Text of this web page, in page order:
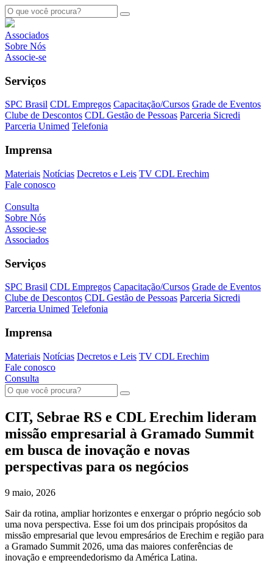
Associados
Sobre Nós
Associe-se
Serviços
SPC Brasil CDL Empregos Capacitação/Cursos Grade de Eventos
Clube de Descontos CDL Gestão de Pessoas Parceria Sicredi
Parceria Unimed Telefonia
Imprensa
Materiais Notícias Decretos e Leis TV CDL Erechim
Fale conosco
Consulta
Sobre Nós
Associe-se
Associados
Serviços
SPC Brasil CDL Empregos Capacitação/Cursos Grade de Eventos
Clube de Descontos CDL Gestão de Pessoas Parceria Sicredi
Parceria Unimed Telefonia
Imprensa
Materiais Notícias Decretos e Leis TV CDL Erechim
Fale conosco
Consulta
CIT, Sebrae RS e CDL Erechim lideram
missão empresarial à Gramado Summit
em busca de inovação e novas
perspectivas para os negócios
9 maio, 2026
Sair da rotina, ampliar horizontes e enxergar o próprio negócio sob
uma nova perspectiva. Esse foi um dos principais propósitos da
missão empresarial que levou empresários de Erechim e região para
a Gramado Summit 2026, uma das maiores conferências de
inovação e empreendedorismo da América Latina.